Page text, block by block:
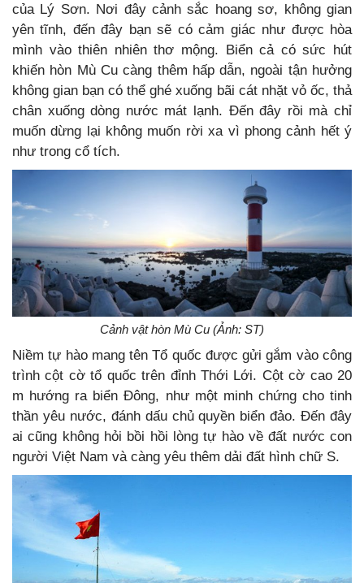
của Lý Sơn. Nơi đây cảnh sắc hoang sơ, không gian
yên tĩnh, đến đây bạn sẽ có cảm giác như được hòa
mình vào thiên nhiên thơ mộng. Biển cả có sức hút
khiến hòn Mù Cu càng thêm hấp dẫn, ngoài tận hưởng
không gian bạn có thể ghé xuống bãi cát nhặt vỏ ốc, thả
chân xuống dòng nước mát lạnh. Đến đây rồi mà chỉ
muốn dừng lại không muốn rời xa vì phong cảnh hết ý
như trong cổ tích.
Cảnh vật hòn Mù Cu (Ảnh: ST)
Niềm tự hào mang tên Tổ quốc được gửi gắm vào công
trình cột cờ tổ quốc trên đỉnh Thới Lới. Cột cờ cao 20
m hướng ra biển Đông, như một minh chứng cho tinh
thần yêu nước, đánh dấu chủ quyền biển đảo. Đến đây
ai cũng không hỏi bồi hồi lòng tự hào về đất nước con
người Việt Nam và càng yêu thêm dải đất hình chữ S.